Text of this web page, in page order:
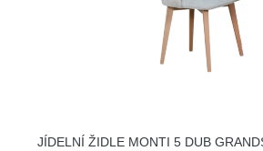
JÍDELNÍ ŽIDLE MONTI 5 DUB